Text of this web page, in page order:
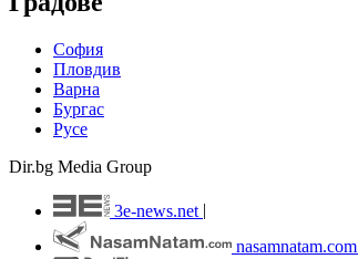
София
Пловдив
Варна
Бургас
Русе
Dir.bg Media Group
3e-news.net
nasamnatam.com